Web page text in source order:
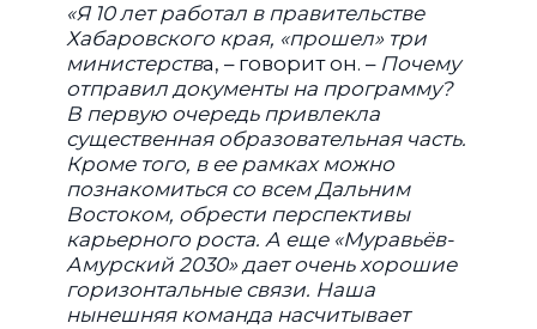
«Я 10 лет работал в правительстве
Хабаровского края, «прошел» три
министерства, – говорит он. – Почему
отправил документы на программу?
В первую очередь привлекла
существенная образовательная часть.
Кроме того, в ее рамках можно
познакомиться со всем Дальним
Востоком, обрести перспективы
карьерного роста. А еще «Муравьёв-
Амурский 2030» дает очень хорошие
горизонтальные связи. Наша
нынешняя команда насчитывает